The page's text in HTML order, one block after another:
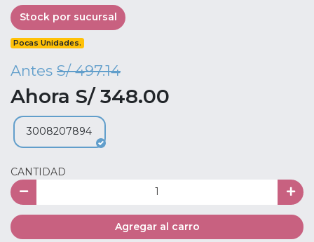
Stock por sucursal
Pocas Unidades.
Antes S/ 497.14
Ahora S/ 348.00
3008207894
CANTIDAD
Agregar al carro